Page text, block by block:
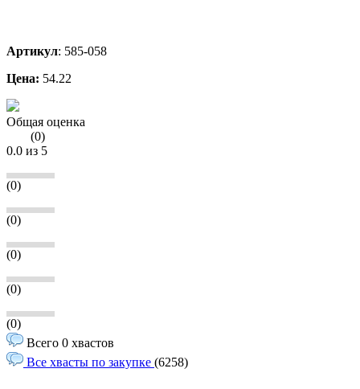
Артикул: 585-058
Цена: 54.22
Общая оценка
(0)
0.0 из 5
(0)
(0)
(0)
(0)
(0)
Всего 0 хвастов
Все хвасты по закупке (6258)